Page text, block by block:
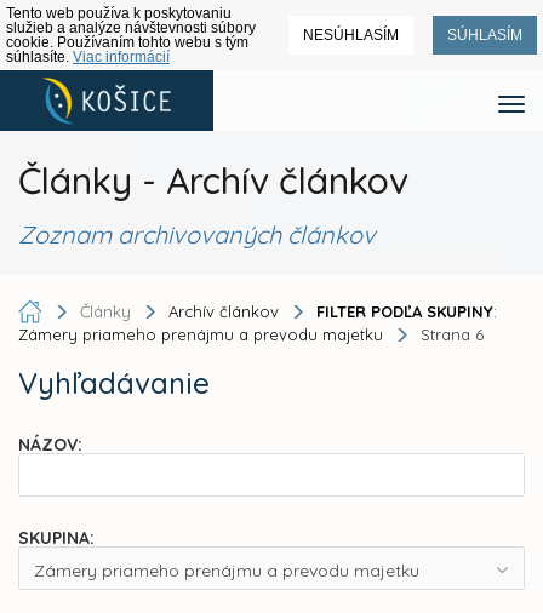
Tento web používa k poskytovaniu
služieb a analýze návštevnosti súbory
cookie. Používaním tohto webu s tým
súhlasíte. Viac informácií
NESÚHLASÍM SÚHLASÍM
Články - Archív článkov
Zoznam archivovaných článkov
Články Archív článkov FILTER PODĽA SKUPINY:
Zámery priameho prenájmu a prevodu majetku
Strana 6
Vyhľadávanie
NÁZOV:
SKUPINA:
Zámery priameho prenájmu a prevodu majetku